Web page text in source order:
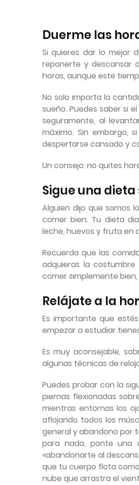
Duerme las
Si quieres dar lo mejor
reponerte y descansar
horas, aunque este
No solo importa la
sueño. Puedes saber si
seguramente, al
máximo. Sin embargo,
despertarse cansado y
Un consejo: no quites
Sigue una
Alguien dijo que somos
comer bien. Tu dieta
leche, huevos y fruta en
Recuerda que las
adquieras la
comer simplemente
Relájate a la
Es importante que
empezar a estudiar
Es muy aconsejable,
algunas técnicas de
Puedes probar con la
piernas flexionadas
mientras entornas los
aflojando todos los
general y abandono por
para nada, ponte una
«abandonarte al
que tu cuerpo flota
nube que arrastra el